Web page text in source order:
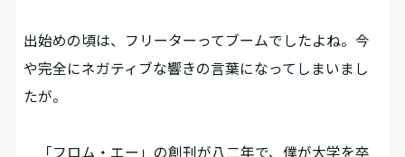
――出始めの頃は、フリーターってブームでしたよね。今
や完全にネガティブな響きの言葉になってしまいまし
たが。
「フロム・エー」の創刊が八二年で、僕が大学を卒